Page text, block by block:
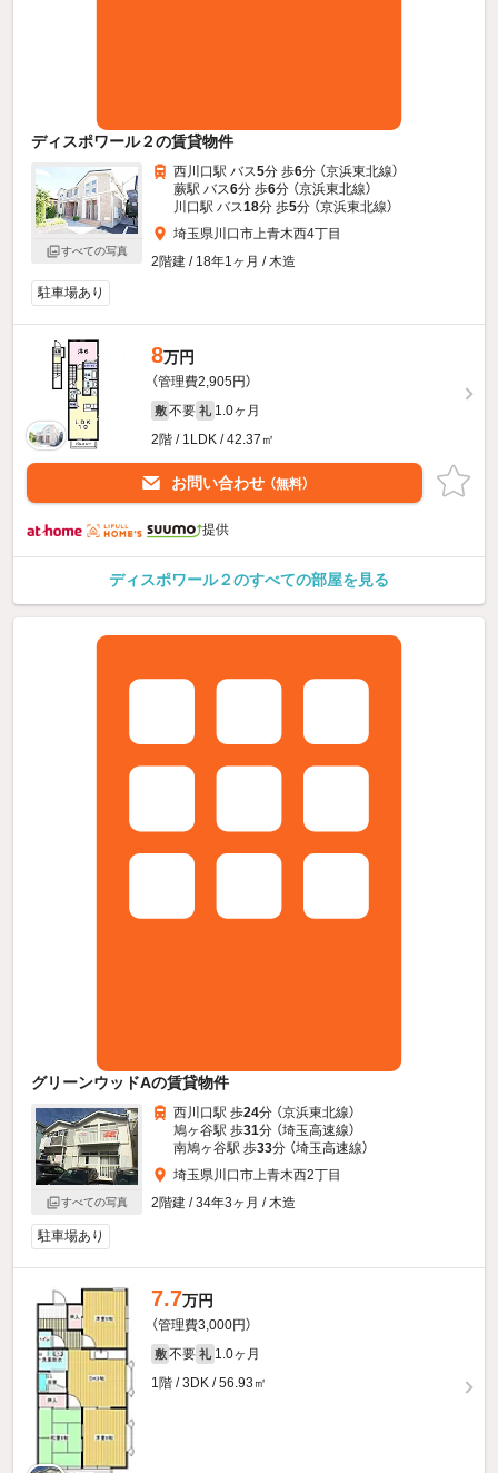
ディスポワール２の賃貸物件
すべての写真
西川口駅 バス5分 歩6分 （京浜東北線）
蕨駅 バス6分 歩6分 （京浜東北線）
川口駅 バス18分 歩5分 （京浜東北線）
埼玉県川口市上青木西4丁目
2階建 / 18年1ヶ月 / 木造
駐車場あり
8万円
（管理費2,905円）
敷 不要 礼 1.0ヶ月
2階 / 1LDK / 42.37㎡
お問い合わせ （無料）
提供
ディスポワール２のすべての部屋を見る
グリーンウッドAの賃貸物件
すべての写真
西川口駅 歩24分 （京浜東北線）
鳩ヶ谷駅 歩31分 （埼玉高速線）
南鳩ヶ谷駅 歩33分 （埼玉高速線）
埼玉県川口市上青木西2丁目
2階建 / 34年3ヶ月 / 木造
駐車場あり
7.7万円
（管理費3,000円）
敷 不要 礼 1.0ヶ月
1階 / 3DK / 56.93㎡